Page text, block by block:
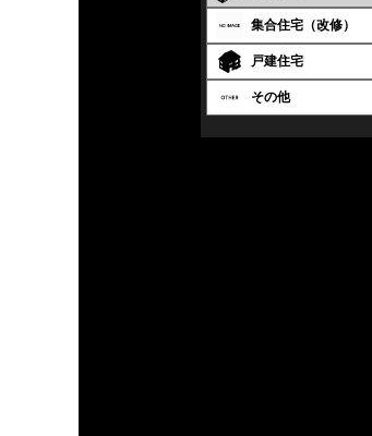
集合住宅（改修）
戸建住宅
その他